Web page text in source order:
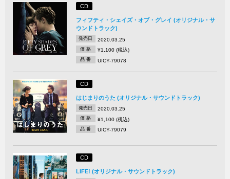
CD
フィフティ・シェイズ・オブ・グレイ (オリジナル・サ
ウンドトラック)
発売日 2020.03.25
価 格 ¥1,100 (税込)
品 番 UICY-79078
CD
はじまりのうた (オリジナル・サウンドトラック)
発売日 2020.03.25
価 格 ¥1,100 (税込)
品 番 UICY-79079
CD
LIFE! (オリジナル・サウンドトラック)